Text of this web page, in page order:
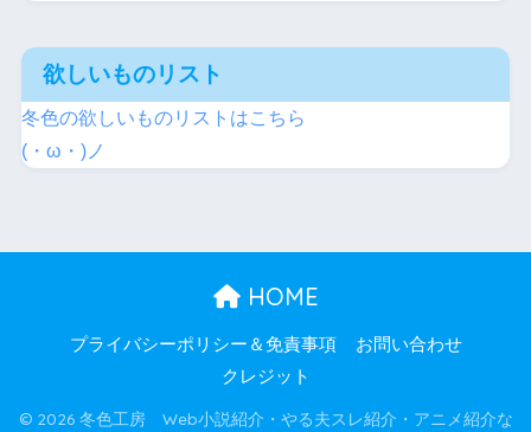
欲しいものリスト
冬色の欲しいものリストはこちら
(・ω・)ノ
HOME
プライバシーポリシー＆免責事項
お問い合わせ
クレジット
© 2026 冬色工房 Web小説紹介・やる夫スレ紹介・アニメ紹介な